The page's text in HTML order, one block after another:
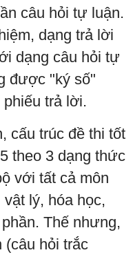
câu hỏi tự luận.
dạng trả lời
dạng câu hỏi tự
được "ký số"
trả lời.
cấu trúc đề thi tốt
theo 3 dạng thức
với tất cả môn
lý, hóa học,
Thế nhưng,
(câu hỏi trắc